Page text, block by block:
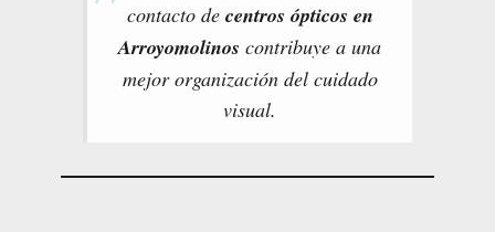
contacto de centros ópticos en
Arroyomolinos contribuye a una
mejor organización del cuidado
visual.